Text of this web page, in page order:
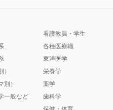
別）
一般など
看護教員・学生
各種医療職
東洋医学
栄養学
薬学
歯科学